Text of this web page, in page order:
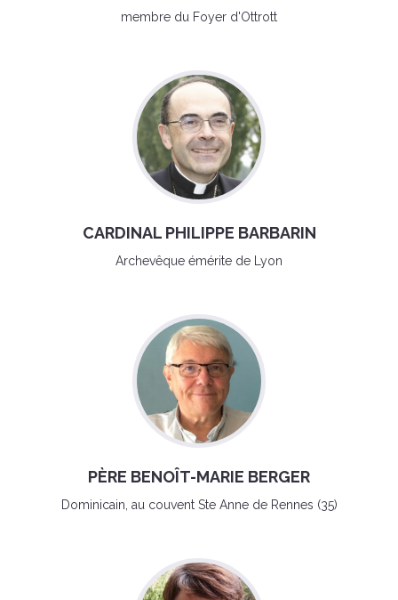
membre du Foyer d'Ottrott
CARDINAL PHILIPPE BARBARIN
Archevêque émérite de Lyon
PÈRE BENOÎT-MARIE BERGER
Dominicain, au couvent Ste Anne de Rennes (35)